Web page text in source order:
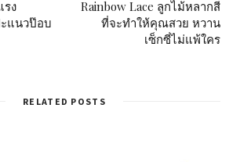
ง
แนวป๊อบ
Rainbow Lace ลูกไม้หลากสี
ที่จะทำให้คุณสวย หวาน
เซ็กซี่ไม่แพ้ใคร
RELATED POSTS